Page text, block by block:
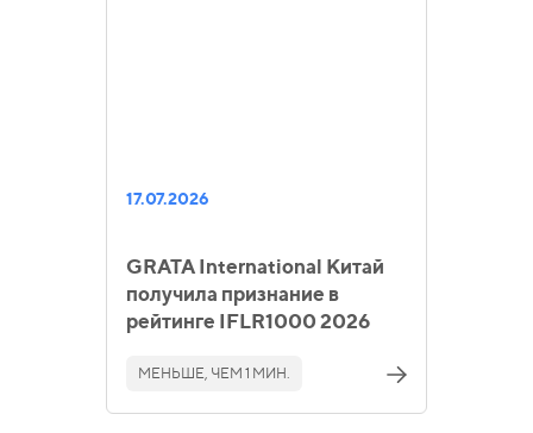
17.07.2026
GRATA International Китай
получила признание в
рейтинге IFLR1000 2026
МЕНЬШЕ, ЧЕМ 1 МИН.